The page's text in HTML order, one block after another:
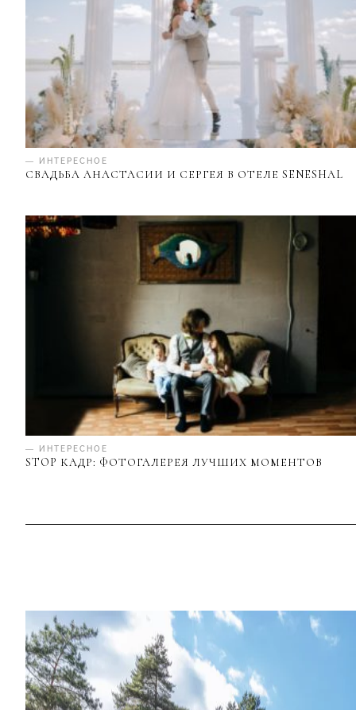
— ИНТЕРЕСНОЕ
СВАДЬБА АНАСТАСИИ И СЕРГЕЯ В ОТЕЛЕ SENESHAL
— ИНТЕРЕСНОЕ
STOP КАДР: ФОТОГАЛЕРЕЯ ЛУЧШИХ МОМЕНТОВ